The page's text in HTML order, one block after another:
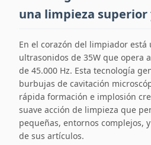
una limpieza superior
En el corazón del limpiador
ultrasonidos de 35W que opera
de 45.000 Hz. Esta tecnología
burbujas de cavitación
rápida formación e implosión
suave acción de limpieza que
pequeñas, entornos complejos,
de sus artículos.